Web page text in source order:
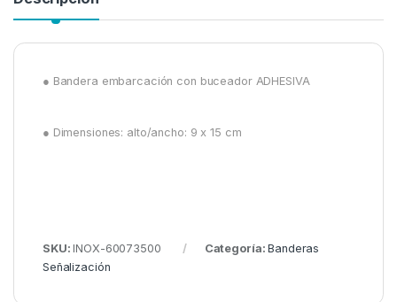
● Bandera embarcación con buceador ADHESIVA
● Dimensiones: alto/ancho: 9 x 15 cm
SKU:INOX-60073500 Categoría:Banderas
Señalización